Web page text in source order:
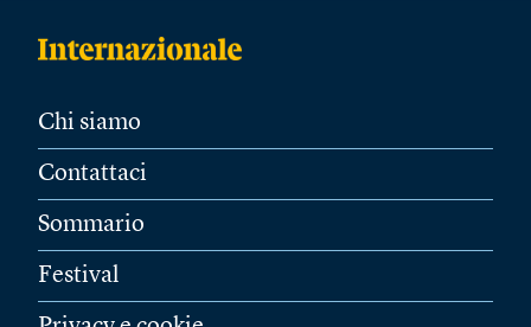
Chi siamo
Contattaci
Sommario
Festival